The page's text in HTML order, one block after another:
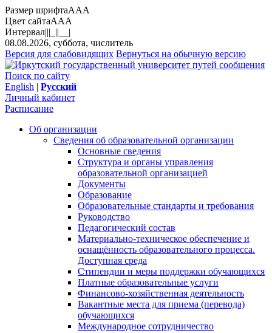
Размер шрифтаAAA
Цвет сайтаAAA
Интервал|||_||__|
08.08.2026, суббота, числитель
Версия для слабовидящих Вернуться на обычную версию
Поиск по сайту
English | Русский
Личный кабинет
Расписание
Об организации
Сведения об образовательной организации
Основные сведения
Структура и органы управления
образовательной организацией
Документы
Образование
Образовательные стандарты и требования
Руководство
Педагогический состав
Материально-техническое обеспечение и
оснащённость образовательного процесса.
Доступная среда
Стипендии и меры поддержки обучающихся
Платные образовательные услуги
Финансово-хозяйственная деятельность
Вакантные места для приема (перевода)
обучающихся
Международное сотрудничество